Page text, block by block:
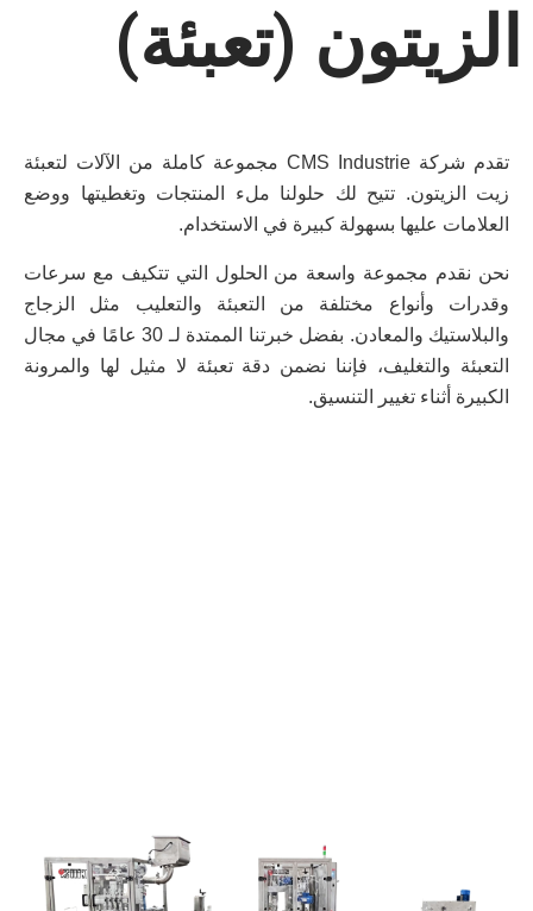
الزيتون (تعبئة)
تقدم شركة CMS Industrie مجموعة كاملة من الآلات لتعبئة
زيت الزيتون. تتيح لك حلولنا ملء المنتجات وتغطيتها ووضع
العلامات عليها بسهولة كبيرة في الاستخدام.
نحن نقدم مجموعة واسعة من الحلول التي تتكيف مع سرعات
وقدرات وأنواع مختلفة من التعبئة والتعليب مثل الزجاج
والبلاستيك والمعادن. بفضل خبرتنا الممتدة لـ 30 عامًا في مجال
التعبئة والتغليف، فإننا نضمن دقة تعبئة لا مثيل لها والمرونة
الكبيرة أثناء تغيير التنسيق.